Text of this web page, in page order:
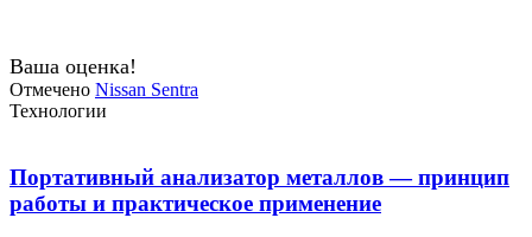
Ваша оценка!
Отмечено Nissan Sentra
Технологии
Портативный анализатор металлов — принцип
работы и практическое применение